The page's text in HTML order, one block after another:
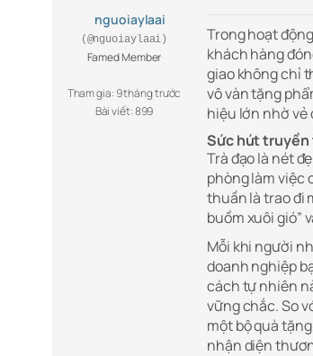
nguoiaylaai
(@nguoiaylaai)
Famed Member
Tham gia: 9 tháng trước
Bài viết: 899
Trong hoạt
khách hàng
giao không chỉ
vô vàn tặng
hiệu lớn nhờ vẻ
Sức hút truyền
Trà đạo là nét
phòng làm việc
thuần là trao đi
buồm xuôi gió”
Mỗi khi người
doanh nghiệp
cách tự nhiên
vững chắc. So
một bộ quà
nhận diện